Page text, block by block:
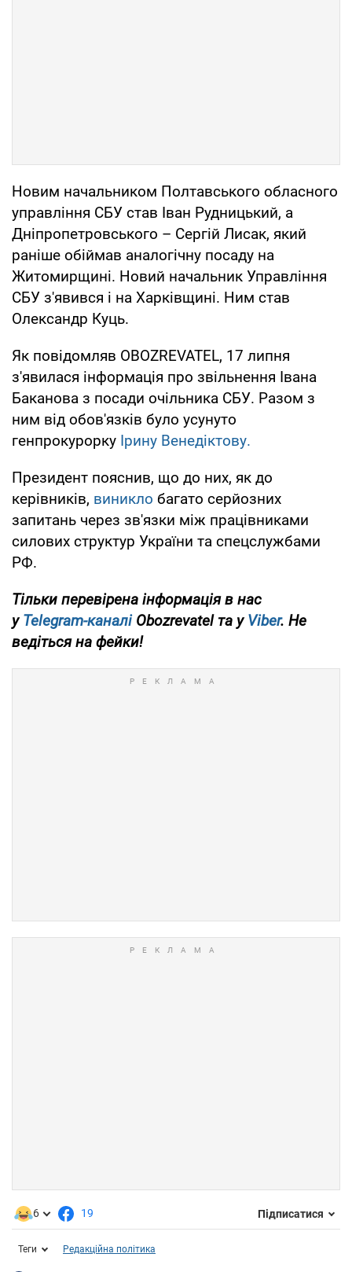
Новим начальником Полтавського обласного
управління СБУ став Іван Рудницький, а
Дніпропетровського – Сергій Лисак, який
раніше обіймав аналогічну посаду на
Житомирщині. Новий начальник Управління
СБУ з'явився і на Харківщині. Ним став
Олександр Куць.
Як повідомляв OBOZREVATEL, 17 липня
з'явилася інформація про звільнення Івана
Баканова з посади очільника СБУ. Разом з
ним від обов'язків було усунуто
генпрокурорку Ірину Венедіктову.
Президент пояснив, що до них, як до
керівників, виникло багато серйозних
запитань через зв'язки між працівниками
силових структур України та спецслужбами
РФ.
Тільки перевірена інформація в нас
уTelegram-каналіObozrevatel та уViber. Не
ведіться на фейки!
6 19 Підписатися
Теги Редакційна політика